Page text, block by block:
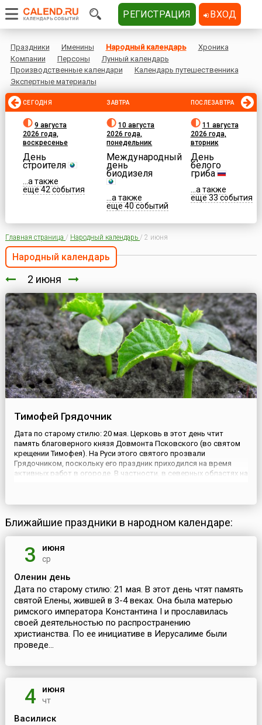
Праздники Именины Народный календарь
Хроника
Компании
Персоны
Лунный календарь
Производственные календари
Календарь путешественника
Экспертные материалы
СЕГОДНЯ
9 августа
2026 года,
воскресенье
День
строителя
...а также
еще 42 события
ЗАВТРА
10 августа
2026 года,
понедельник
Международный
день
биодизеля
...а также
еще 40 событий
ПОСЛЕЗАВТРА
11 августа
2026 года,
вторник
День
белого
гриба
...а также
еще 33 события
Главная страница / Народный календарь / 2 июня
Народный календарь
2 июня
Тимофей Грядочник
Дата по старому стилю: 20 мая. Церковь в этот день чтит
память благоверного князя Довмонта Псковского (во святом
крещении Тимофея). На Руси этого святого прозвали
Грядочником, поскольку его праздник приходился на время
активных работ в огороде. В частности, в северных областях на
Ближайшие праздники в народном календаре:
3 июня
ср
Оленин день
Дата по старому стилю: 21 мая. В этот день чтят память
святой Елены, жившей в 3-4 веках. Она была матерью
римского императора Константина I и прославилась
своей деятельностью по распространению
христианства. По ее инициативе в Иерусалиме были
проведе...
4 июня
чт
Василиск
РЕГИСТРАЦИЯ ВХОД